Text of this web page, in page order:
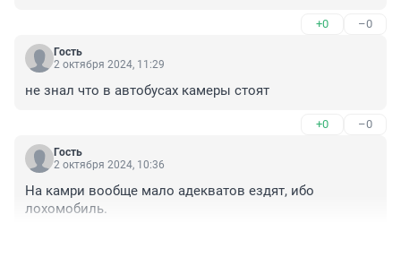
+0 –0
Гость
2 октября 2024, 11:29
не знал что в автобусах камеры стоят
+0 –0
Гость
2 октября 2024, 10:36
На камри вообще мало адекватов ездят, ибо
лoxoмобиль.